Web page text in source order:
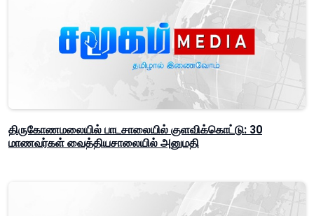
திருகோணமலையில் பாடசாலையில் குளவிக்கொட்டு: 30
மாணவர்கள் வைத்தியசாலையில் அனுமதி